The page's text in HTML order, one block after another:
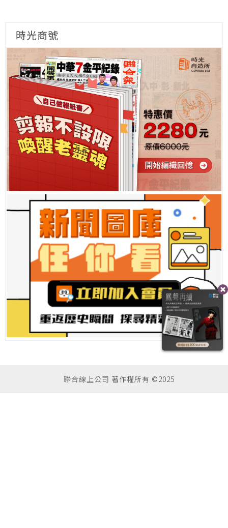
時光商號
聯合線上公司 著作權所有 ©2025